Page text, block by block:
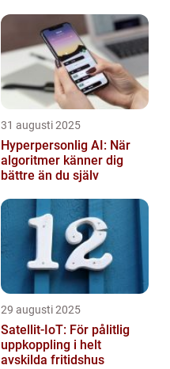
31 augusti 2025
Hyperpersonlig AI: När
algoritmer känner dig
bättre än du själv
29 augusti 2025
Satellit‑IoT: För pålitlig
uppkoppling i helt
avskilda fritidshus